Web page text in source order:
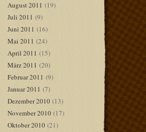
August 2011 (19)
Juli 2011(9)
Juni 2011(16)
Mai 2011 (24)
April 2011 (15)
März 2011 (20)
Februar 2011 (9)
Januar 2011 (7)
Dezember 2010(13)
November 2010(17)
Oktober 2010(21)